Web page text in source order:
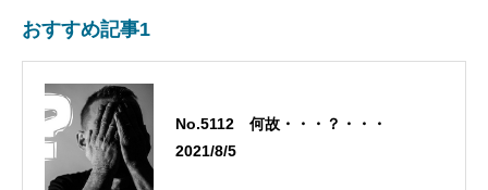
おすすめ記事1
No.5112 何故・・・？・・・
2021/8/5